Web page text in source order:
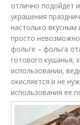
отлично подойдет
украшения
настолько
просто
фольге – фольга
готового кушанья,
использовании,
окисляется и не
использования ее